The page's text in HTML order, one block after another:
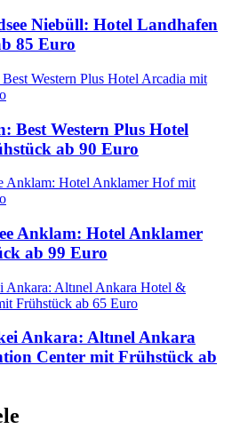
Niebüll: Hotel Landhafen
85 Euro
Best Western Plus Hotel
ab 90 Euro
Anklam: Hotel Anklamer
ab 99 Euro
Ankara: Altınel Ankara
Center mit Frühstück ab